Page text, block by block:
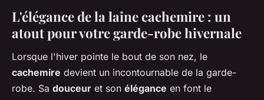
L'élégance de la laine cachemire : un
atout pour votre garde-robe hivernale
Lorsque l'hiver pointe le bout de son nez, le
cachemire devient un incontournable de la garde-
robe. Sa douceur et son élégance en font le